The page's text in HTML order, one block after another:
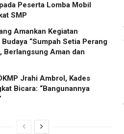
Peserta Lomba Mobil
SMP
Amankan Kegiatan
“Sumpah Setia Perang
Berlangsung Aman dan
Jrahi Ambrol, Kades
Bicara: “Bangunannya